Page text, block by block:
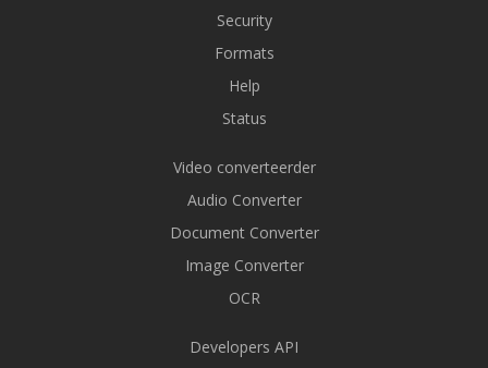
Security
Formats
Help
Status
Video converteerder
Audio Converter
Document Converter
Image Converter
OCR
Developers API